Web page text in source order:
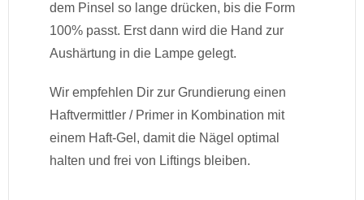
dem Pinsel so lange drücken, bis die Form
100% passt. Erst dann wird die Hand zur
Aushärtung in die Lampe gelegt.
Wir empfehlen Dir zur Grundierung einen
Haftvermittler / Primer in Kombination mit
einem Haft-Gel, damit die Nägel optimal
halten und frei von Liftings bleiben.